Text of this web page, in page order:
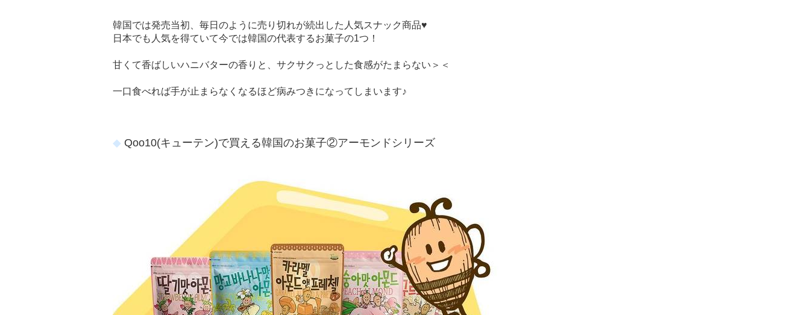
韓国では発売当初、毎日のように売り切れが続出した人気スナック商品♥
日本でも人気を得ていて今では韓国の代表するお菓子の1つ！
甘くて香ばしいハニバターの香りと、サクサクっとした食感がたまらない＞＜
一口食べれば手が止まらなくなるほど病みつきになってしまいます♪
Qoo10(キューテン)で買える韓国のお菓子②アーモンドシリーズ